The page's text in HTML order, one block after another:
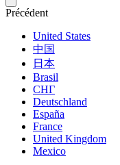
Précédent
United States
中国
日本
Brasil
СНГ
Deutschland
España
France
United Kingdom
Mexico